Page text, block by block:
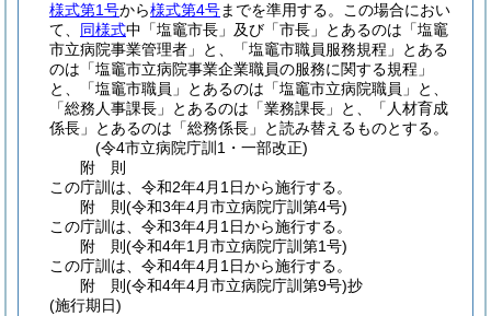
様式第1号から様式第4号までを準用する。
この場合におい
て、 同様式中「塩竈市長」及び「市長」とあるのは「塩竈
市立病院事業管理者」と、「塩竈市職員服務規程」とある
のは「塩竈市立病院事業企業職員の服務に関する規程」
と、「塩竈市職員」とあるのは「塩竈市立病院職員」と、
「総務人事課長」とあるのは「業務課長」と、「人材育成
係長」とあるのは「総務係長」と読み替えるものとする。
(令4市立病院庁訓1・一部改正)
附 則
この庁訓は、令和2年4月1日から施行する。
附 則(令和3年4月市立病院庁訓第4号)
この庁訓は、令和3年4月1日から施行する。
附 則(令和4年1月市立病院庁訓第1号)
この庁訓は、令和4年4月1日から施行する。
附 則(令和4年4月市立病院庁訓第9号)抄
(施行期日)